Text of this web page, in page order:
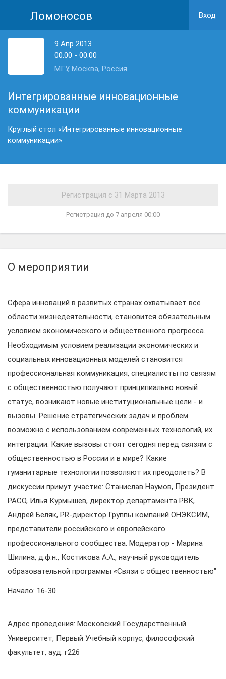
Ломоносов Вход
9 Апр 2013
00:00 - 00:00
МГУ, Москва, Россия
Интегрированные инновационные
коммуникации
Круглый стол «Интегрированные инновационные
коммуникации»
Регистрация до 7 апреля 00:00
О мероприятии
Сфера инноваций в развитых странах охватывает все
области жизнедеятельности, становится обязательным
условием экономического и общественного прогресса.
Необходимым условием реализации экономических и
социальных инновационных моделей становится
профессиональная коммуникация, специалисты по связям
с общественностью получают принципиально новый
статус, возникают новые институциональные цели - и
вызовы. Решение стратегических задач и проблем
возможно с использованием современных технологий, их
интеграции. Какие вызовы стоят сегодня перед связям с
общественностью в России и в мире? Какие
гуманитарные технологии позволяют их преодолеть? В
дискуссии примут участие: Станислав Наумов, Президент
РАСО, Илья Курмышев, директор департамента РВК,
Андрей Беляк, PR-директор Группы компаний ОНЭКСИМ,
представители российского и европейского
профессионального сообщества. Модератор - Марина
Шилина, д.ф.н., Костикова А.А., научный руководитель
образовательной программы «Связи с общественностью"
Начало: 16-30
Адрес проведения: Московский Государственный
Университет, Первый Учебный корпус, философский
факультет, ауд. г226